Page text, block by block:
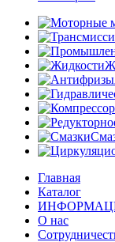
Главная
Каталог
О нас